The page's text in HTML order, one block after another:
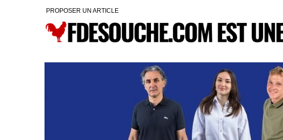
PROPOSER UN ARTICLE